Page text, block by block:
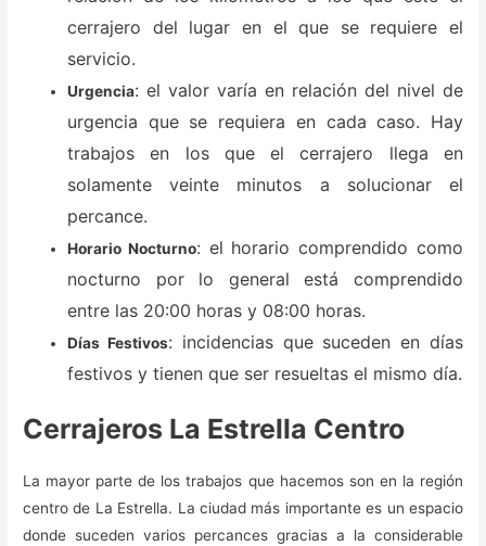
cerrajero del lugar en el que se requiere el
servicio.
Urgencia: el valor varía en relación del nivel de
urgencia que se requiera en cada caso. Hay
trabajos en los que el cerrajero llega en
solamente veinte minutos a solucionar el
percance.
Horario Nocturno: el horario comprendido como
nocturno por lo general está comprendido
entre las 20:00 horas y 08:00 horas.
Días Festivos: incidencias que suceden en días
festivos y tienen que ser resueltas el mismo día.
Cerrajeros La Estrella Centro
La mayor parte de los trabajos que hacemos son en la región
centro de La Estrella. La ciudad más importante es un espacio
donde suceden varios percances gracias a la considerable